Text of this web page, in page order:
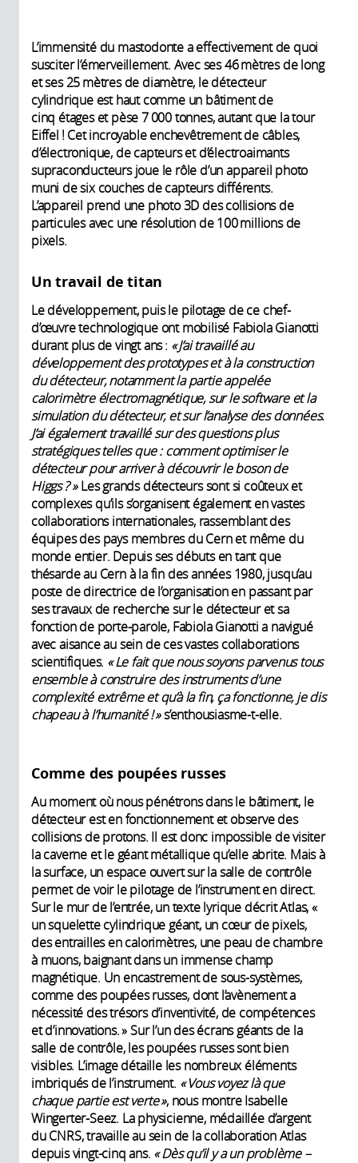
L’immensité du mastodonte a effectivement de quoi
susciter l’émerveillement. Avec ses 46 mètres de long
et ses 25 mètres de diamètre, le détecteur
cylindrique est haut comme un bâtiment de
cinq étages et pèse 7 000 tonnes, autant que la tour
Eiffel ! Cet incroyable enchevêtrement de câbles,
d’électronique, de capteurs et d’électroaimants
supraconducteurs joue le rôle d’un appareil photo
muni de six couches de capteurs différents.
L’appareil prend une photo 3D des collisions de
particules avec une résolution de 100 millions de
pixels.
Un travail de titan
Le développement, puis le pilotage de ce chef-
d’œuvre technologique ont mobilisé Fabiola Gianotti
durant plus de vingt ans : « J’ai travaillé au
développement des prototypes et à la construction
du détecteur, notamment la partie appelée
calorimètre électromagnétique, sur le software et la
simulation du détecteur, et sur l’analyse des données.
J’ai également travaillé sur des questions plus
stratégiques telles que : comment optimiser le
détecteur pour arriver à découvrir le boson de
Higgs ? »Les grands détecteurs sont si coûteux et
complexes qu’ils s’organisent également en vastes
collaborations internationales, rassemblant des
équipes des pays membres du Cern et même du
monde entier. Depuis ses débuts en tant que
thésarde au Cern à la fin des années 1980, jusqu’au
poste de directrice de l’organisation en passant par
ses travaux de recherche sur le détecteur et sa
fonction de porte-parole, Fabiola Gianotti a navigué
avec aisance au sein de ces vastes collaborations
scientifiques. « Le fait que nous soyons parvenus tous
ensemble à construire des instruments d’une
complexité extrême et qu’à la fin, ça fonctionne, je dis
chapeau à l’humanité ! »s’enthousiasme-t-elle.
Comme des poupées russes
Au moment où nous pénétrons dans le bâtiment, le
détecteur est en fonctionnement et observe des
collisions de protons. Il est donc impossible de visiter
la caverne et le géant métallique qu’elle abrite. Mais à
la surface, un espace ouvert sur la salle de contrôle
permet de voir le pilotage de l’instrument en direct.
Sur le mur de l’entrée, un texte lyrique décrit Atlas, «
un squelette cylindrique géant, un cœur de pixels,
des entrailles en calorimètres, une peau de chambre
à muons, baignant dans un immense champ
magnétique. Un encastrement de sous-systèmes,
comme des poupées russes, dont l’avènement a
nécessité des trésors d’inventivité, de compétences
et d’innovations. » Sur l’un des écrans géants de la
salle de contrôle, les poupées russes sont bien
visibles. L’image détaille les nombreux éléments
imbriqués de l’instrument. « Vous voyez là que
chaque partie est verte », nous montre Isabelle
Wingerter-Seez. La physicienne, médaillée d’argent
du CNRS, travaille au sein de la collaboration Atlas
depuis vingt-cinq ans. « Dès qu’il y a un problème –